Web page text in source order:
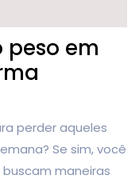
em
perder aqueles
Se sim, você
maneiras